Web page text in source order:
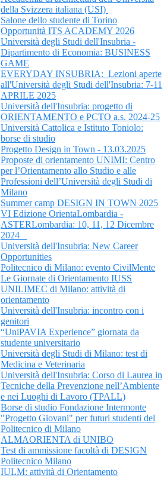
della Svizzera italiana (USI)
Salone dello studente di Torino
Opportunità ITS ACADEMY 2026
Università degli Studi dell'Insubria -
Dipartimento di Economia: BUSINESS
GAME
EVERYDAY INSUBRIA: Lezioni aperte
all'Università degli Studi dell'Insubria: 7-11
APRILE 2025
Università dell'Insubria: progetto di
ORIENTAMENTO e PCTO a.s. 2024-25
Università Cattolica e Istituto Toniolo:
borse di studio
Progetto Design in Town - 13.03.2025
Proposte di orientamento UNIMI: Centro
per l’Orientamento allo Studio e alle
Professioni dell’Università degli Studi di
Milano
Summer camp DESIGN IN TOWN 2025
VI Edizione OrientaLombardia -
ASTERLombardia: 10, 11, 12 Dicembre
2024
Università dell'Insubria: New Career
Opportunities
Politecnico di Milano: evento CivilMente
Le Giornate di Orientamento IUSS
UNILIMEC di Milano: attività di
orientamento
Università dell'Insubria: incontro con i
genitori
“UniPAVIA Experience” giornata da
studente universitario
Università degli Studi di Milano: test di
Medicina e Veterinaria
Università dell'Insubria: Corso di Laurea in
Tecniche della Prevenzione nell’Ambiente
e nei Luoghi di Lavoro (TPALL)
Borse di studio Fondazione Intermonte
"Progetto Giovani" per futuri studenti del
Politecnico di Milano
ALMAORIENTA di UNIBO
Test di ammissione facoltà di DESIGN
Politecnico Milano
IULM: attività di Orientamento